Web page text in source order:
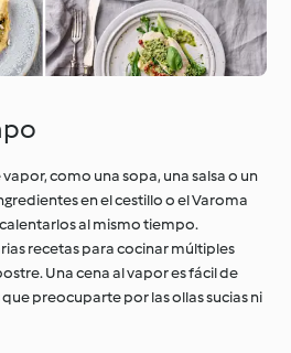
como una sopa, una salsa o un
en el cestillo o el Varoma
al mismo tiempo.
recetas para cocinar múltiples
Una cena al vapor es fácil de
preocuparte por las ollas sucias ni